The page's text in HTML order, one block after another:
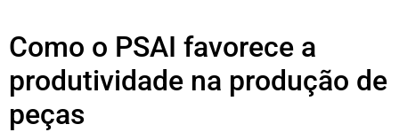
Como o PSAI favorece a
produtividade na produção de
peças